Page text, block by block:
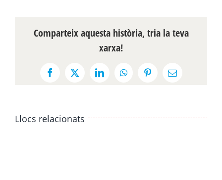
Comparteix aquesta història, tria la teva
xarxa!
Facebook
X LinkedInWhatsAppPinterestEmail:
Llocs relacionats